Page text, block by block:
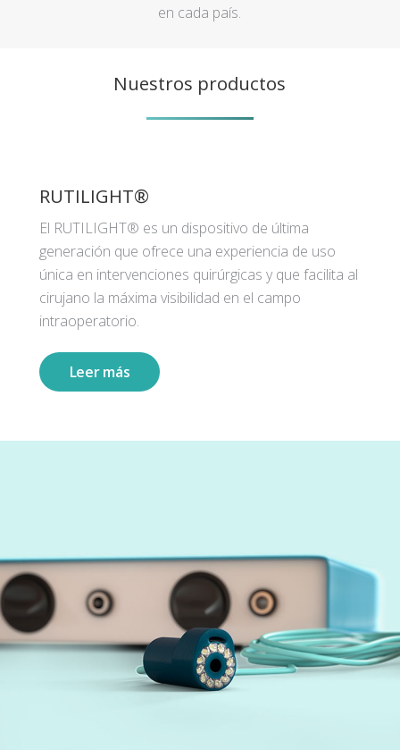
en cada país.
Nuestros productos
RUTILIGHT®
El RUTILIGHT® es un dispositivo de última
generación que ofrece una experiencia de uso
única en intervenciones quirúrgicas y que facilita al
cirujano la máxima visibilidad en el campo
intraoperatorio.
Leer más